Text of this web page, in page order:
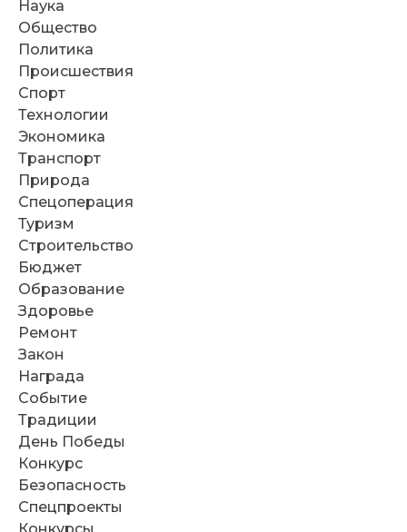
Наука
Общество
Политика
Происшествия
Спорт
Технологии
Экономика
Транспорт
Природа
Спецоперация
Туризм
Строительство
Бюджет
Образование
Здоровье
Ремонт
Закон
Награда
Событие
Традиции
День Победы
Конкурс
Безопасность
Спецпроекты